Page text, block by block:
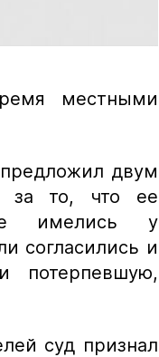
местными
двум
за то, что ее
имелись у
согласились и
потерпевшую,
суд признал